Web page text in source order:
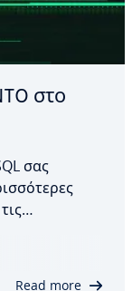
στο
σας
μαζί της.
Read more